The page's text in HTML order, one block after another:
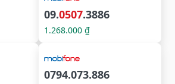
09.0507.3886
1.268.000 ₫
0794.073.886